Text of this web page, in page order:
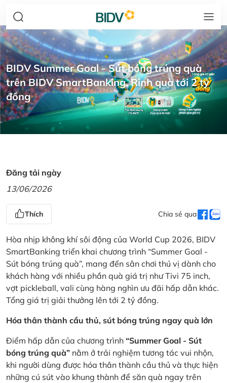
BIDV Summer Goal - Sút bóng trúng quà
trên BIDV SmartBanking, Rinh quà tới 2 tỷ
đồng
Đăng tải ngày
13/06/2026
Thích Chia sẻ qua
Hòa nhịp không khí sôi động của World Cup 2026, BIDV
SmartBanking triển khai chương trình “Summer Goal -
Sút bóng trúng quà”, mang đến sân chơi thú vị dành cho
khách hàng với nhiều phần quà giá trị như Tivi 75 inch,
vợt pickleball, vali cùng hàng nghìn ưu đãi hấp dẫn khác.
Tổng giá trị giải thưởng lên tới 2 tỷ đồng.
Hóa thân thành cầu thủ, sút bóng trúng ngay quà lớn
Điểm hấp dẫn của chương trình “Summer Goal - Sút
bóng trúng quà” nằm ở trải nghiệm tương tác vui nhộn,
khi người dùng được hóa thân thành cầu thủ và thực hiện
những cú sút vào khung thành để săn quà ngay trên